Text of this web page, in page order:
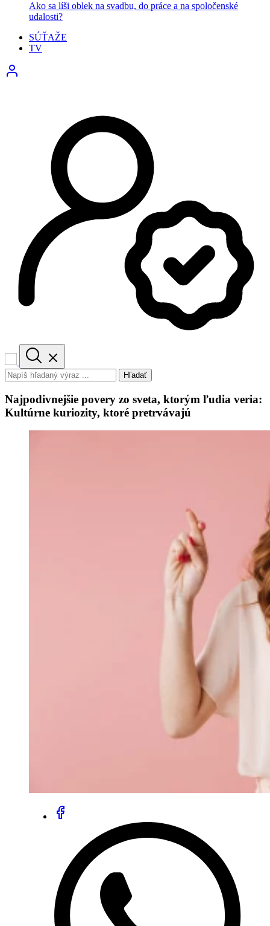
Ako sa líši oblek na svadbu, do práce a na spoločenské
udalosti?
SÚŤAŽE
TV
Hľadať
Najpodivnejšie povery zo sveta, ktorým ľudia veria:
Kultúrne kuriozity, ktoré pretrvávajú